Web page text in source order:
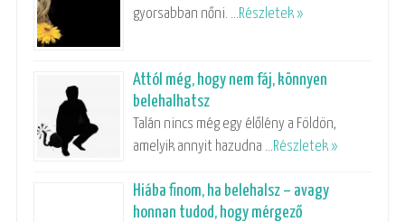
gyorsabban nőni. …Részletek »
Attól még, hogy nem fáj, könnyen
belehalhatsz
Talán nincs még egy élőlény a Földön,
amelyik annyit hazudna …Részletek »
Hiába finom, ha belehalsz – avagy
honnan tudod, hogy mérgező